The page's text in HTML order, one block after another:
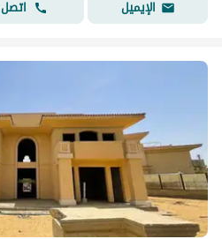
الإيميل
اتصل